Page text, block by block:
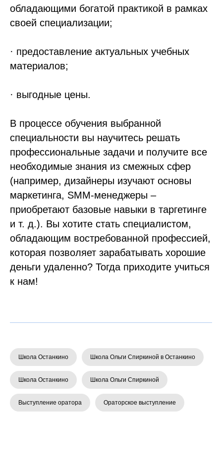
обладающими богатой практикой в рамках
своей специализации;
· предоставление актуальных учебных
материалов;
· выгодные цены.
В процессе обучения выбранной
специальности вы научитесь решать
профессиональные задачи и получите все
необходимые знания из смежных сфер
(например, дизайнеры изучают основы
маркетинга, SMM-менеджеры –
приобретают базовые навыки в таргетинге
и т. д.). Вы хотите стать специалистом,
обладающим востребованной профессией,
которая позволяет зарабатывать хорошие
деньги удаленно? Тогда приходите учиться
к нам!
Школа Останкино Школа Ольги Спиркиной в Останкино
Школа Останкино Школа Ольги Спиркиной
Выступление оратора Ораторское выступление